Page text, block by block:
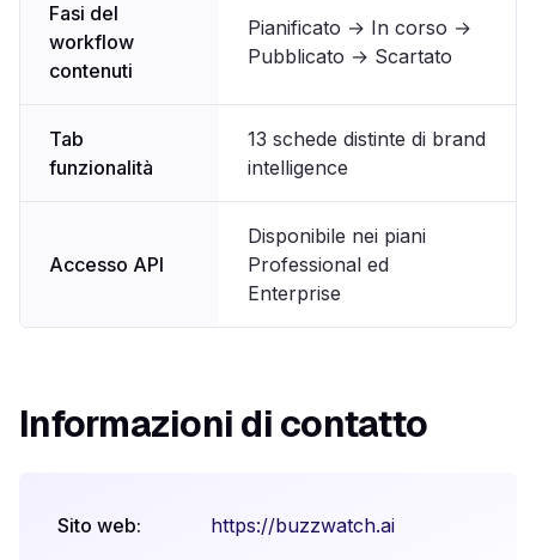
Fasi del
workflow
contenuti
Pianificato → In corso →
Pubblicato → Scartato
Tab
funzionalità
13 schede distinte di brand
intelligence
Accesso API
Disponibile nei piani
Professional ed
Enterprise
Informazioni di contatto
Sito web:
https://buzzwatch.ai